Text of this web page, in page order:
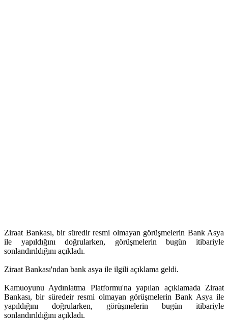
Ziraat Bankası, bir süredir resmi olmayan görüşmelerin Bank Asya
ile yapıldığını doğrularken, görüşmelerin bugün itibariyle
sonlandırıldığını açıkladı.
Ziraat Bankası'ndan bank asya ile ilgili açıklama geldi.
Kamuoyunu Aydınlatma Platformu'na yapılan açıklamada Ziraat
Bankası, bir süredeir resmi olmayan görüşmelerin Bank Asya ile
yapıldığını doğrularken, görüşmelerin bugün itibariyle
sonlandırıldığını açıkladı.